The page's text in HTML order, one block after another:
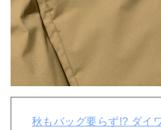
秋もバッグ要らず!? ダイ